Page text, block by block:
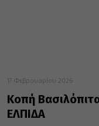
17 Φεβρουαρίου 2026
Κοπή
ΕΛΠΙΔΑ